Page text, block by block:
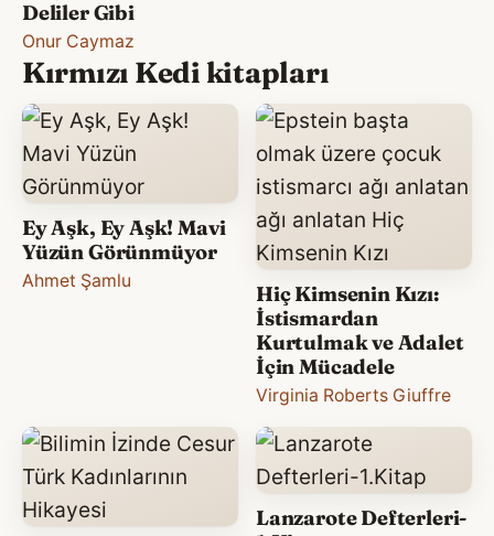
Deliler Gibi
Onur Caymaz
Kırmızı Kedi kitapları
Ey Aşk, Ey Aşk! Mavi
Yüzün Görünmüyor
Ahmet Şamlu
Hiç Kimsenin Kızı:
İstismardan
Kurtulmak ve Adalet
İçin Mücadele
Virginia Roberts Giuffre
Lanzarote Defterleri-